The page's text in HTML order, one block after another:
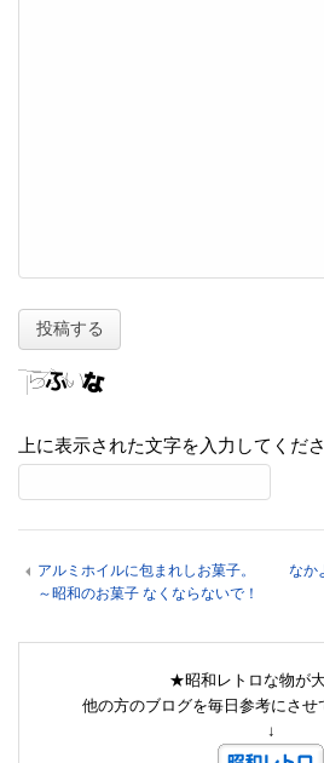
上に表示された文字を入力してくださ
アルミホイルに包まれしお菓子。
～昭和のお菓子 なくならないで！
なか
★昭和レトロな物が
他の方のブログを毎日参考にさせ
↓